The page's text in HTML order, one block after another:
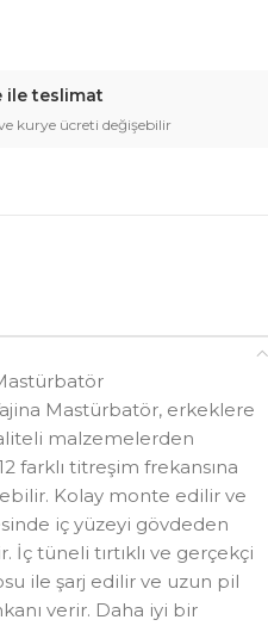
ile teslimat
kurye ücreti değişebilir
Mastürbatör, erkeklere
malzemelerden
farklı titreşim frekansına
Kolay monte edilir ve
iç yüzeyi gövdeden
İç tüneli tırtıklı ve gerçekçi
ile şarj edilir ve uzun pil
verir. Daha iyi bir